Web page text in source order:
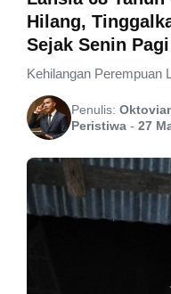
Hilang,
Sejak Senin Pagi
Kehilangan Perempuan
Penulis:
Peristiwa - 27